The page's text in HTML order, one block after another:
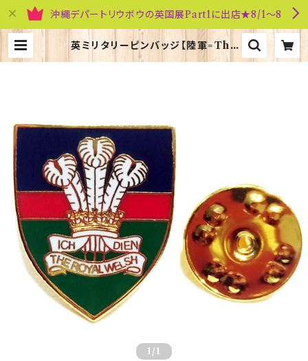
沖縄デパートリウボウの英国展Part1に出店★8/1～8
英ミリタリーピンバッジ【陸軍=The
Royal Walsh】Tradition 9004
1 /1